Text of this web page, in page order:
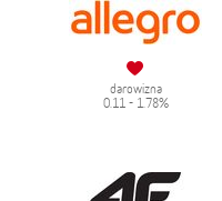
darowizna
0.11 - 1.78%